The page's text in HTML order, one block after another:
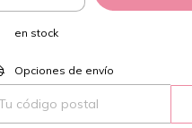
en stock
para el CP:
Opciones de envío